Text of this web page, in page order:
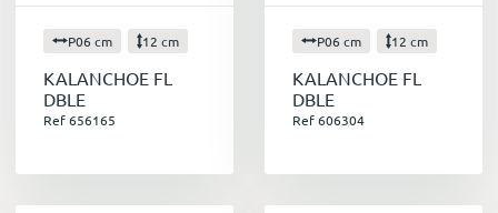
P06 cm 12 cm
KALANCHOE FL
DBLE
Ref 656165
P06 cm 12 cm
KALANCHOE FL
DBLE
Ref 606304